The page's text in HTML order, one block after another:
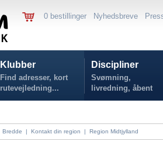
0 bestillinger Nyhedsbreve
Klubber
Find adresser, kort
rutevejledning...
Discipliner
Svømning,
livredning, åbent
vand...
Bredde | Kontakt din region | Region Midtjylland